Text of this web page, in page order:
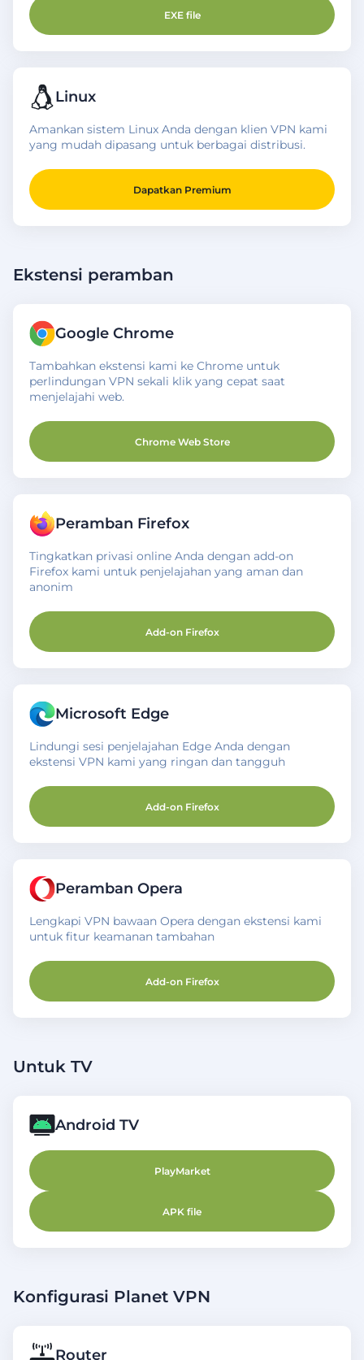
EXE file
Linux
Amankan sistem Linux Anda dengan klien VPN kami
yang mudah dipasang untuk berbagai distribusi.
Dapatkan Premium
Ekstensi peramban
Google Chrome
Tambahkan ekstensi kami ke Chrome untuk
perlindungan VPN sekali klik yang cepat saat
menjelajahi web.
Chrome Web Store
Peramban Firefox
Tingkatkan privasi online Anda dengan add-on
Firefox kami untuk penjelajahan yang aman dan
anonim
Add-on Firefox
Microsoft Edge
Lindungi sesi penjelajahan Edge Anda dengan
ekstensi VPN kami yang ringan dan tangguh
Add-on Firefox
Peramban Opera
Lengkapi VPN bawaan Opera dengan ekstensi kami
untuk fitur keamanan tambahan
Add-on Firefox
Untuk TV
Android TV
PlayMarket
APK file
Konfigurasi Planet VPN
Router